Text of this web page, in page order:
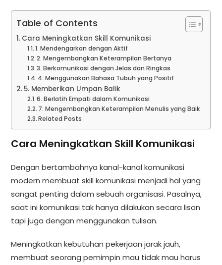
Table of Contents
Cara Meningkatkan Skill Komunikasi
1. Mendengarkan dengan Aktif
2. Mengembangkan Keterampilan Bertanya
3. Berkomunikasi dengan Jelas dan Ringkas
4. Menggunakan Bahasa Tubuh yang Positif
5. Memberikan Umpan Balik
6. Berlatih Empati dalam Komunikasi
7. Mengembangkan Keterampilan Menulis yang Baik
Related Posts
Cara Meningkatkan Skill Komunikasi
Dengan bertambahnya kanal-kanal komunikasi
modern membuat skill komunikasi menjadi hal yang
sangat penting dalam sebuah organisasi. Pasalnya,
saat ini komunikasi tak hanya dilakukan secara lisan
tapi juga dengan menggunakan tulisan.
Meningkatkan kebutuhan pekerjaan jarak jauh,
membuat seorang pemimpin mau tidak mau harus